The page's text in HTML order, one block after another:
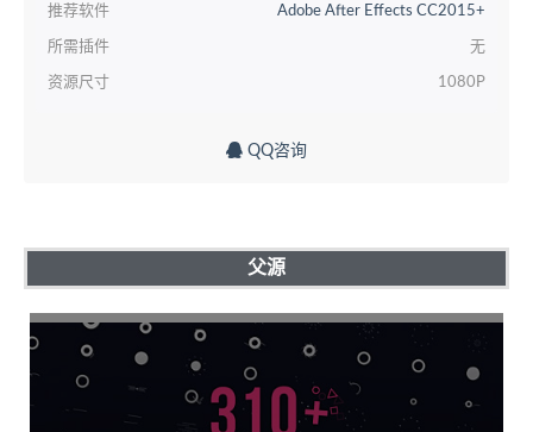
推荐软件 Adobe After Effects CC2015+
所需插件 无
资源尺寸 1080P
QQ咨询
父源